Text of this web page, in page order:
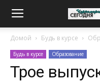
Домой Будь в курсе
Будь в курсе Образование
Трое